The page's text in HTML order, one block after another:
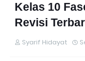
Kelas 10
Revisi
Syarif Hidayat